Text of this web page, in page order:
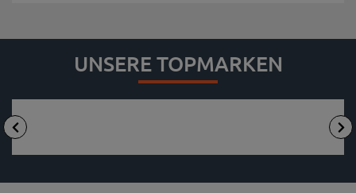
UNSERE TOPMARKEN